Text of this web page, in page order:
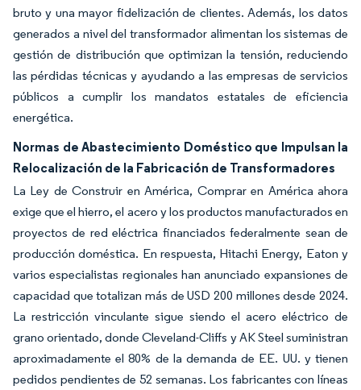
bruto y una mayor fidelización de clientes. Además, los datos
generados a nivel del transformador alimentan los sistemas de
gestión de distribución que optimizan la tensión, reduciendo
las pérdidas técnicas y ayudando a las empresas de servicios
públicos a cumplir los mandatos estatales de eficiencia
energética.
Normas de Abastecimiento Doméstico que Impulsan la
Relocalización de la Fabricación de Transformadores
La Ley de Construir en América, Comprar en América ahora
exige que el hierro, el acero y los productos manufacturados en
proyectos de red eléctrica financiados federalmente sean de
producción doméstica. En respuesta, Hitachi Energy, Eaton y
varios especialistas regionales han anunciado expansiones de
capacidad que totalizan más de USD 200 millones desde 2024.
La restricción vinculante sigue siendo el acero eléctrico de
grano orientado, donde Cleveland-Cliffs y AK Steel suministran
aproximadamente el 80% de la demanda de EE. UU. y tienen
pedidos pendientes de 52 semanas. Los fabricantes con líneas